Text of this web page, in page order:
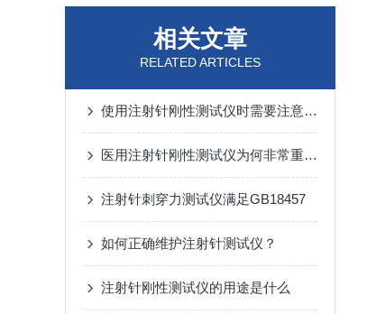
相关文章
RELATED ARTICLES
使用注射针刚性测试仪时需要注意的几点
医用注射针刚性测试仪为何非常重要？
注射针刺穿力测试仪满足GB18457
如何正确维护注射针测试仪？
注射针刚性测试仪的用途是什么